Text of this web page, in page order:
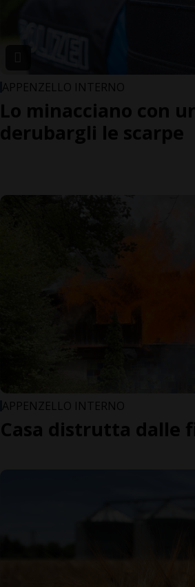
APPENZELLO INTERNO
Lo minacciano con
derubargli le scarpe
APPENZELLO INTERNO
Casa distrutta dalle